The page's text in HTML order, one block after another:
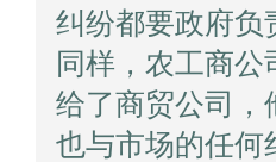
纠纷都要政府负
同样，农工商
给了商贸公司，
也与市场的任何